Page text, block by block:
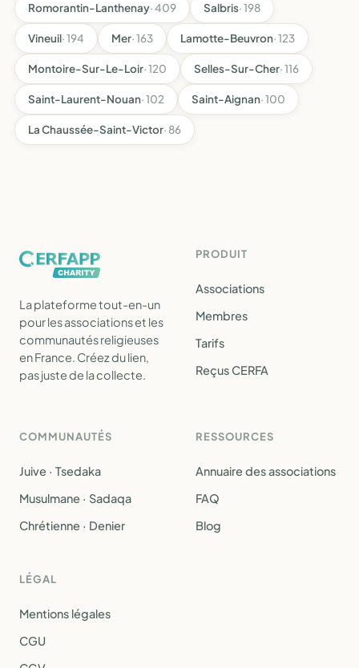
Romorantin-Lanthenay· 409 Salbris· 198
Vineuil· 194 Mer· 163 Lamotte-Beuvron· 123
Montoire-Sur-Le-Loir· 120 Selles-Sur-Cher· 116
Saint-Laurent-Nouan· 102 Saint-Aignan· 100
La Chaussée-Saint-Victor· 86
La plateforme tout-en-un
pour les associations et les
communautés religieuses
en France. Créez du lien,
pas juste de la collecte.
PRODUIT
Associations
Membres
Tarifs
Reçus CERFA
COMMUNAUTÉS
Juive · Tsedaka
Musulmane · Sadaqa
Chrétienne · Denier
RESSOURCES
Annuaire des associations
FAQ
Blog
LÉGAL
Mentions légales
CGU